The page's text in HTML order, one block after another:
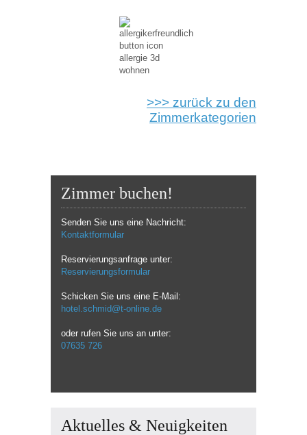
>>> zurück zu den
Zimmerkategorien
Zimmer buchen!
Senden Sie uns eine Nachricht:
Kontaktformular
Reservierungsanfrage unter:
Reservierungsformular
Schicken Sie uns eine E-Mail:
hotel.schmid@t-online.de
oder rufen Sie uns an unter:
07635 726
Aktuelles & Neuigkeiten